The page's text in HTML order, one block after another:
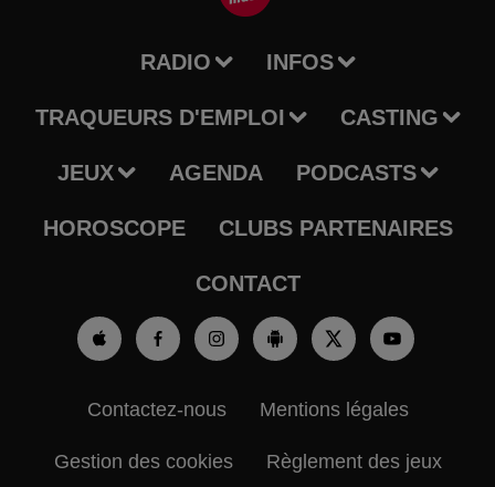
RADIO INFOS
TRAQUEURS D'EMPLOI CASTING
JEUX AGENDA PODCASTS
HOROSCOPE CLUBS PARTENAIRES
CONTACT
Contactez-nous Mentions légales
Gestion des cookies Règlement des jeux